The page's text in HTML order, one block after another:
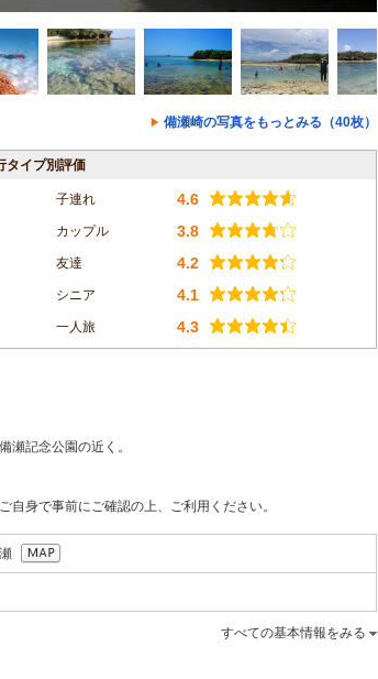
備瀬崎の写真をもっとみる（40枚）
タイプ別評価
子連れ 4.6
カップル 3.8
友達 4.2
シニア 4.1
一人旅 4.3
瀬記念公園の近く。
身で事前にご確認の上、ご利用ください。
すべての基本情報をみる